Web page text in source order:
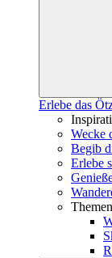
Erlebe das
Wecke
Begib
Erlebe